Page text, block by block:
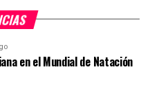
en el Mundial de Natación